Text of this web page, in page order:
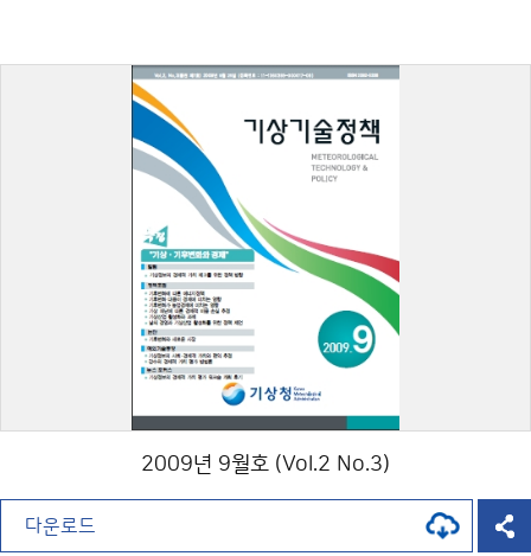
2009년 9월호 (Vol.2 No.3)
다운로드